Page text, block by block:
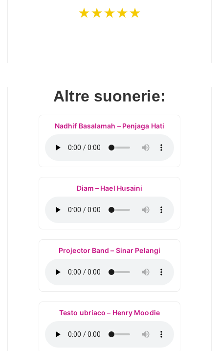
★★★★★
Altre suonerie:
Nadhif Basalamah – Penjaga Hati
Diam – Hael Husaini
Projector Band – Sinar Pelangi
Testo ubriaco – Henry Moodie